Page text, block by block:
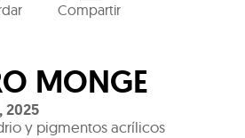
Compartir
MONGE
,2025
y pigmentos acrílicos